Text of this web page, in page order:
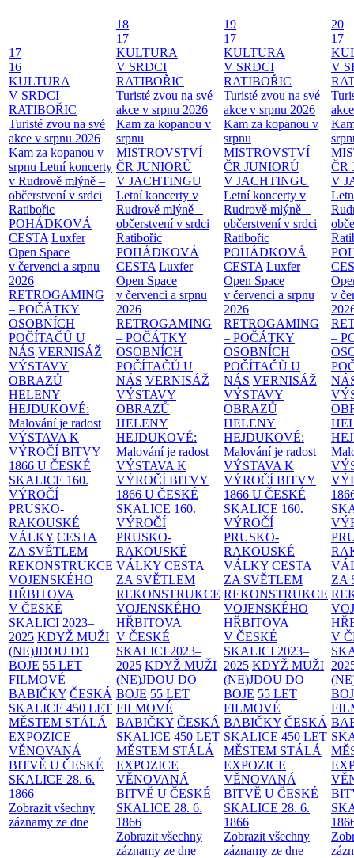
17
16
KULTURA
V SRDCI
RATIBOŘIC
Turisté zvou na své
akce v srpnu 2026
Kam za kopanou v
srpnu Letní koncerty
v Rudrově mlýně –
občerstvení v srdci
Ratibořic
POHÁDKOVÁ
CESTA Luxfer
Open Space
v červenci a srpnu
2026
RETROGAMING
– POČÁTKY
OSOBNÍCH
POČÍTAČŮ U
NÁS VERNISÁŽ
VÝSTAVY
OBRAZŮ
HELENY
HEJDUKOVÉ:
Malování je radost
VÝSTAVA K
VÝROČÍ BITVY
1866 U ČESKÉ
SKALICE 160.
VÝROČÍ
PRUSKO-
RAKOUSKÉ
VÁLKY CESTA
ZA SVĚTLEM
REKONSTRUKCE
VOJENSKÉHO
HŘBITOVA
V ČESKÉ
SKALICI 2023–
2025 KDYŽ MUŽI
(NE)JDOU DO
BOJE 55 LET
FILMOVÉ
BABIČKY ČESKÁ
SKALICE 450 LET
MĚSTEM STÁLÁ
EXPOZICE
VĚNOVANÁ
BITVĚ U ČESKÉ
SKALICE 28. 6.
1866
Zobrazit všechny
záznamy ze dne
18
17
KULTURA
V SRDCI
RATIBOŘIC
Turisté zvou na své
akce v srpnu 2026
Kam za kopanou v
srpnu
MISTROVSTVÍ
ČR JUNIORŮ
V JACHTINGU
Letní koncerty v
Rudrově mlýně –
občerstvení v srdci
Ratibořic
POHÁDKOVÁ
CESTA Luxfer
Open Space
v červenci a srpnu
2026
RETROGAMING
– POČÁTKY
OSOBNÍCH
POČÍTAČŮ U
NÁS VERNISÁŽ
VÝSTAVY
OBRAZŮ
HELENY
HEJDUKOVÉ:
Malování je radost
VÝSTAVA K
VÝROČÍ BITVY
1866 U ČESKÉ
SKALICE 160.
VÝROČÍ
PRUSKO-
RAKOUSKÉ
VÁLKY CESTA
ZA SVĚTLEM
REKONSTRUKCE
VOJENSKÉHO
HŘBITOVA
V ČESKÉ
SKALICI 2023–
2025 KDYŽ MUŽI
(NE)JDOU DO
BOJE 55 LET
FILMOVÉ
BABIČKY ČESKÁ
SKALICE 450 LET
MĚSTEM STÁLÁ
EXPOZICE
VĚNOVANÁ
BITVĚ U ČESKÉ
SKALICE 28. 6.
1866
Zobrazit všechny
záznamy ze dne
19
17
KULTURA
V SRDCI
RATIBOŘIC
Turisté zvou na své
akce v srpnu 2026
Kam za kopanou v
srpnu
MISTROVSTVÍ
ČR JUNIORŮ
V JACHTINGU
Letní koncerty v
Rudrově mlýně –
občerstvení v srdci
Ratibořic
POHÁDKOVÁ
CESTA Luxfer
Open Space
v červenci a srpnu
2026
RETROGAMING
– POČÁTKY
OSOBNÍCH
POČÍTAČŮ U
NÁS VERNISÁŽ
VÝSTAVY
OBRAZŮ
HELENY
HEJDUKOVÉ:
Malování je radost
VÝSTAVA K
VÝROČÍ BITVY
1866 U ČESKÉ
SKALICE 160.
VÝROČÍ
PRUSKO-
RAKOUSKÉ
VÁLKY CESTA
ZA SVĚTLEM
REKONSTRUKCE
VOJENSKÉHO
HŘBITOVA
V ČESKÉ
SKALICI 2023–
2025 KDYŽ MUŽI
(NE)JDOU DO
BOJE 55 LET
FILMOVÉ
BABIČKY ČESKÁ
SKALICE 450 LET
MĚSTEM STÁLÁ
EXPOZICE
VĚNOVANÁ
BITVĚ U ČESKÉ
SKALICE 28. 6.
1866
Zobrazit všechny
záznamy ze dne
20
17
V
ČR
V
v
–
ZA
V